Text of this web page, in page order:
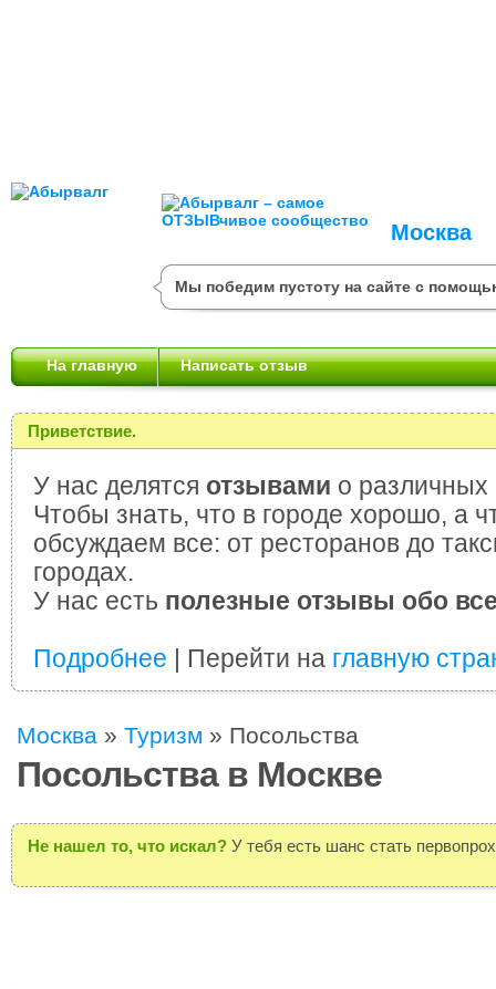
Москва
Мы победим пустоту на сайте с
На главную Написать отзыв
Приветствие.
У нас делятся отзывами о различных
Чтобы знать, что в городе хорошо, а
обсуждаем все: от ресторанов до
городах.
У нас есть полезные отзывы обо
Подробнее | Перейти на главную
Москва » Туризм » Посольства
Посольства в Москве
Не нашел то, что искал? У тебя есть шанс стать